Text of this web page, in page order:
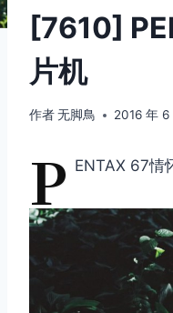
[7610]
片机
作者无脚鳥 2016 年 6
P ENTAX 67情